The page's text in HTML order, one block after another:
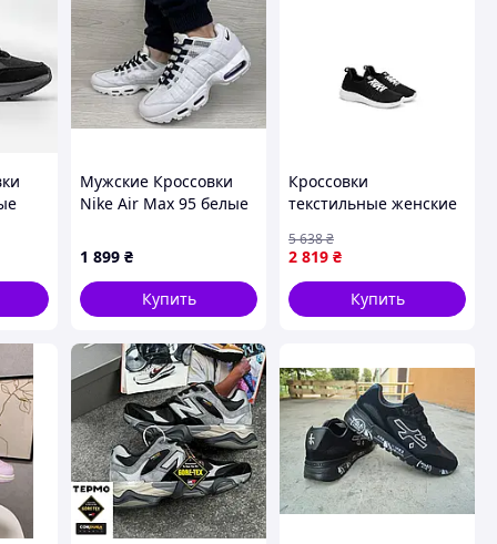
Мужские Кроссовки
Nike Air Max 95 белые
1 899 ₴
Купить
Кроссовки
текстильные женские
носки черные арт
5051 ТМ PROGRESS
2 819 ₴
5 638₴
Купить